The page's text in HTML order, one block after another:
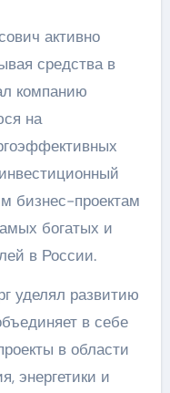
активно
средства в
компанию
на
бизнес-проектам
богатых и
в России.
уделял развитию
в себе
в области
энергетики и